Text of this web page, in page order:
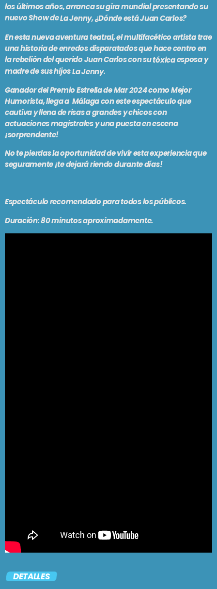
BARCELONA
PODCASTS
EN VIVO AHORA!
los últimos años, arranca su gira mundial presentando su
nuevo Show deLa Jenny, ¿Dónde está Juan Carlos?
En esta nueva aventura teatral, el multifacético artista trae
una historia de enredos disparatados que hace centro en
la rebelión del querido Juan Carlos con sutóxicaesposa y
madre de sus hijosLa Jenny.
Ganador del Premio Estrella de Mar 2024comoMejor
Humorista, llega a Málaga con este espectáculo que
cautiva y llena de risas a grandes y chicos con
actuaciones magistrales y una puesta en escena
¡sorprendente!
No te pierdas la oportunidad de vivir esta experiencia que
seguramente ¡te dejará riendo durante días!
Espectáculo recomendado para todos los públicos.
Duración:80 minutos aproximadamente.
DETALLES